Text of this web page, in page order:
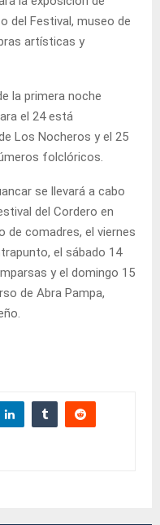
del Festival, museo de
artísticas y
la primera noche
el 24 está
Los Nocheros y el 25
folclóricos.
se llevará a cabo
del Cordero en
de comadres, el viernes
el sábado 14
y el domingo 15
de Abra Pampa,